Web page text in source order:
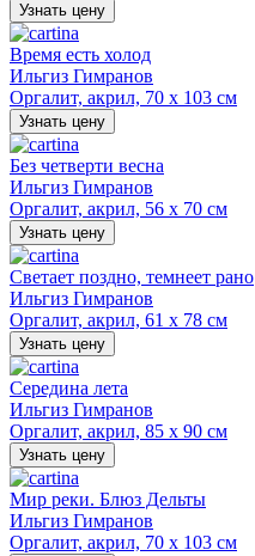
Узнать цену
Время есть холод
Ильгиз Гимранов
Оргалит, акрил, 70 х 103 см
Узнать цену
Без четверти весна
Ильгиз Гимранов
Оргалит, акрил, 56 х 70 см
Узнать цену
Светает поздно, темнеет рано
Ильгиз Гимранов
Оргалит, акрил, 61 х 78 см
Узнать цену
Середина лета
Ильгиз Гимранов
Оргалит, акрил, 85 х 90 см
Узнать цену
Мир реки. Блюз Дельты
Ильгиз Гимранов
Оргалит, акрил, 70 х 103 см